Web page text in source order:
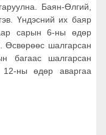
Баян-Өлгий,
Үндэсний их баяр
сарын 6-ны өдөр
Өсвөрөөс шалгарсан
багаас шалгарсан
ны өдөр аваргаа